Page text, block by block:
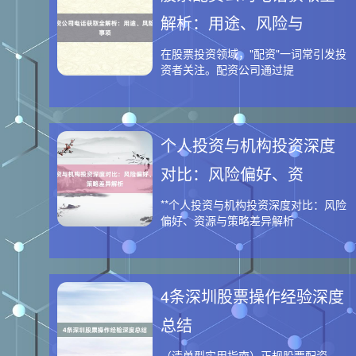
解析：用途、风险与
在股票投资领域，"配资"一词常引发投
资者关注。配资公司通过提
个人投资与机构投资深度
对比：风险偏好、资
**个人投资与机构投资深度对比：风险
偏好、资源与策略差异解析
4条深圳股票操作经验深度
总结